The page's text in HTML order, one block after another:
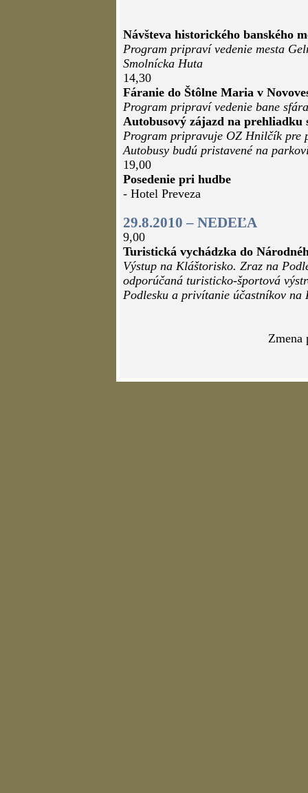
Návšteva historického banského
Program pripraví vedenie mesta
Smolnícka Huta
14,30
Fáranie do Štôlne Maria v
Program pripraví vedenie bane
Autobusový zájazd na
Program pripravuje OZ Hnilčík pre
Autobusy budú pristavené na
19,00
Posedenie pri hudbe
- Hotel Preveza
29.8.2010 – NEDEĽA
9,00
Turistická vychádzka do
Výstup na Kláštorisko. Zraz na
odporúčaná turisticko-športová
Podlesku a privítanie účastníkov
Zmena